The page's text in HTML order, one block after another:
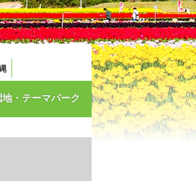
・テーマパーク